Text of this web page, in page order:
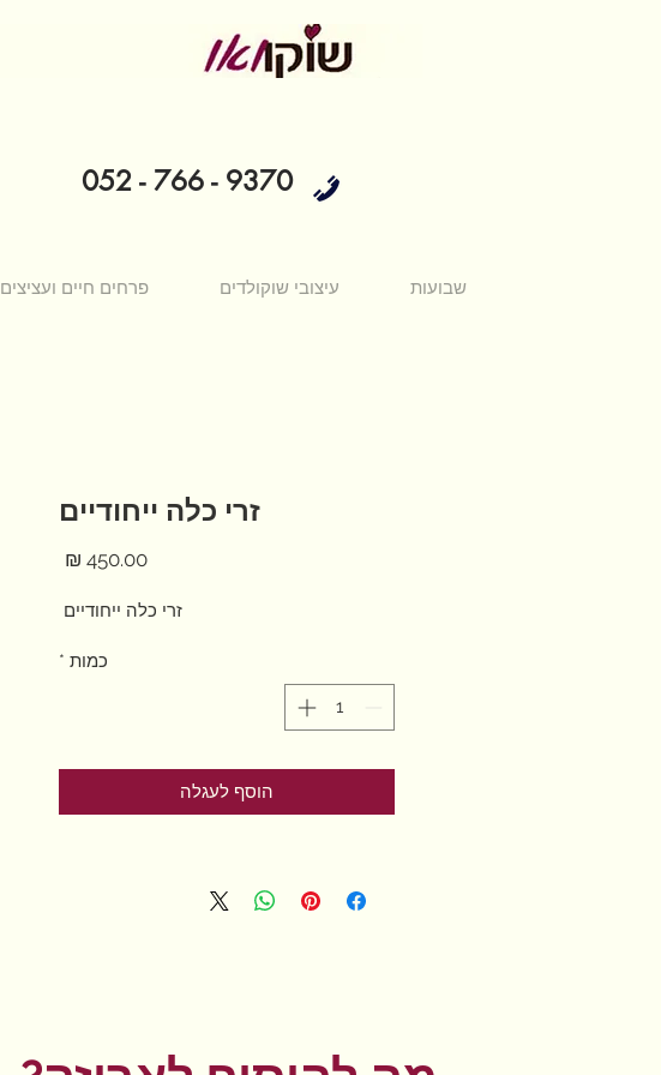
052 - 766 - 9370
פרחים חיים ועציצים עיצובי שוקולדים שבועות
זרי כלה ייחודיים
זרי כלה ייחודיים
כמות *
הוסף לעגלה